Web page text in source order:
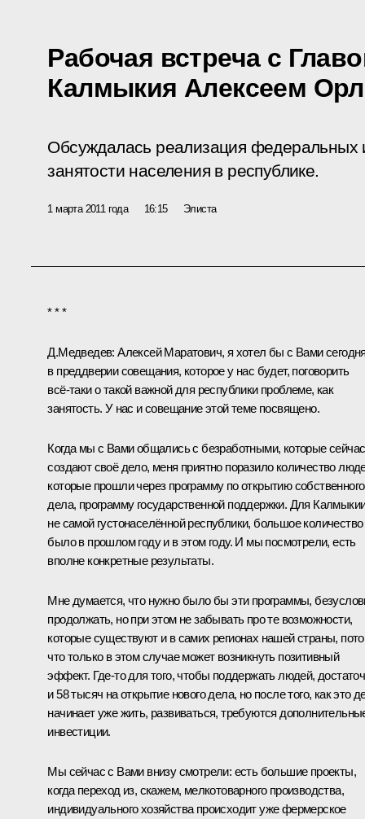
Рабочая встреча с
Калмыкия Алексеем
Обсуждалась реализация федеральных
занятости населения в республике.
1 марта 2011 года 16:15 Элиста
* * *
Д.Медведев: Алексей Маратович, я хотел бы с Вами
в преддверии совещания, которое у нас будет, поговорить
всё‑таки о такой важной для республики проблеме, как
занятость. У нас и совещание этой теме посвящено.
Когда мы с Вами общались с безработными, которые сейчас
создают своё дело, меня приятно поразило количество
которые прошли через программу по открытию собственного
дела, программу государственной поддержки. Для
не самой густонаселённой республики, большое количество
было в прошлом году и в этом году. И мы посмотрели, есть
вполне конкретные результаты.
Мне думается, что нужно было бы эти программы,
продолжать, но при этом не забывать про те возможности,
которые существуют и в самих регионах нашей страны,
что только в этом случае может возникнуть позитивный
эффект. Где‑то для того, чтобы поддержать людей,
и 58 тысяч на открытие нового дела, но после того, как это
начинает уже жить, развиваться, требуются
инвестиции.
Мы сейчас с Вами внизу смотрели: есть большие проекты,
когда переход из, скажем, мелкотоварного производства,
индивидуального хозяйства происходит уже фермерское